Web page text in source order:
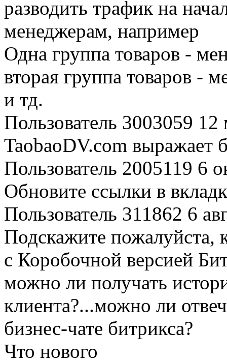
разводить трафик на
менеджерам, например
Одна группа товаров -
вторая группа товаров -
и тд.
Пользователь 3003059 12
TaobaoDV.com выражает
Пользователь 2005119 6
Обновите ссылки в
Пользователь 311862 6
Подскажите пожалуйста,
с Коробочной версией
можно ли получать
клиента?...можно ли
бизнес-чате битрикса?
Что нового